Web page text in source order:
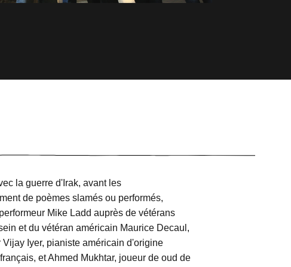
la guerre d'Irak, avant les
de poèmes slamés ou performés,
Mike Ladd auprès de vétérans
et du vétéran américain Maurice Decaul,
Iyer, pianiste américain d'origine
et Ahmed Mukhtar, joueur de oud de